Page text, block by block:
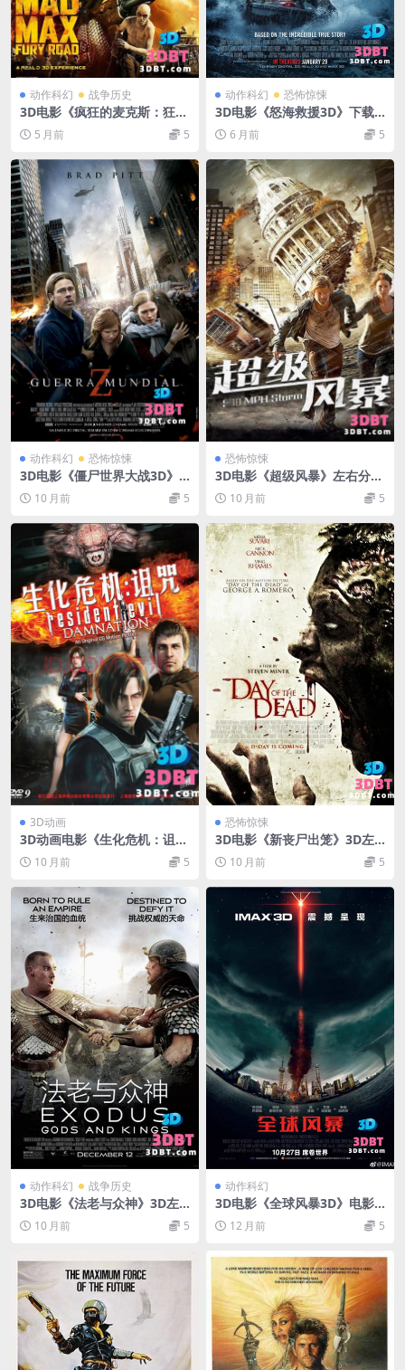
动作科幻 战争历史
3D电影《疯狂的麦克斯：狂暴
之路》3D左右格式 高清 网盘
+迅雷BT 下载 3D版电影
5 月前 5
动作科幻 恐怖惊悚
3D电影《怒海救援3D》下载
左右格式 3D版 高清蓝光原盘
网盘 下载
6 月前 5
动作科幻 恐怖惊悚
3D电影《僵尸世界大战3D》
左右3D分屏格式 高清网盘 下
载VR电影
10 月前 5
恐怖惊悚
3D电影《超级风暴》左右分屏
格式 高清网盘 下载 VR3D电影
10 月前 5
3D动画
3D动画电影《生化危机：诅
咒》3D 左右格式 高清网盘下
载 Resident.Evil.Damnatio
n.3D.HSBS.
10 月前 5
恐怖惊悚
3D电影《新丧尸出笼》3D左
右格式 高清网盘下载 分屏3D
VR电影
10 月前 5
动作科幻 战争历史
3D电影《法老与众神》3D左
右格式 高清 网盘 蓝光 迅雷BT
下载10 月前 5
动作科幻
3D电影《全球风暴3D》电影
下载 左右格式 高清 网盘 下载
12 月前 5